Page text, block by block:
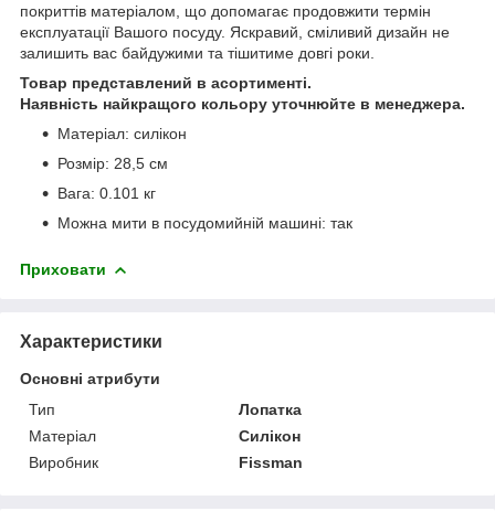
покриттів матеріалом, що допомагає продовжити термін
експлуатації Вашого посуду. Яскравий, сміливий дизайн не
залишить вас байдужими та тішитиме довгі роки.
Товар представлений в асортименті.
Наявність найкращого кольору уточнюйте в менеджера.
Матеріал: силікон
Розмір: 28,5 см
Вага: 0.101 кг
Можна мити в посудомийній машині: так
Приховати
Характеристики
Основні атрибути
Тип
Лопатка
Матеріал
Силікон
Виробник
Fissman